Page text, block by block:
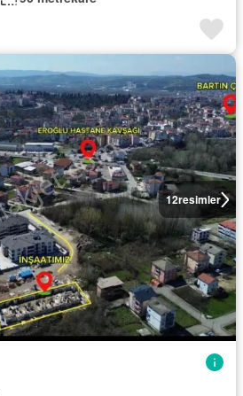
12resimler